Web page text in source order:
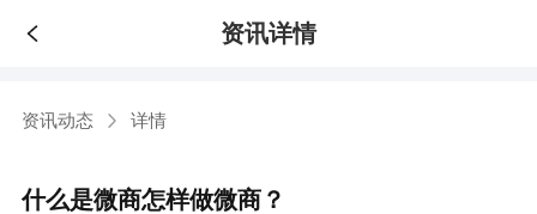
资讯详情
资讯动态 详情
什么是微商怎样做微商？